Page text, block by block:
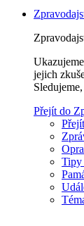
jejich
Přejít do
Tipy